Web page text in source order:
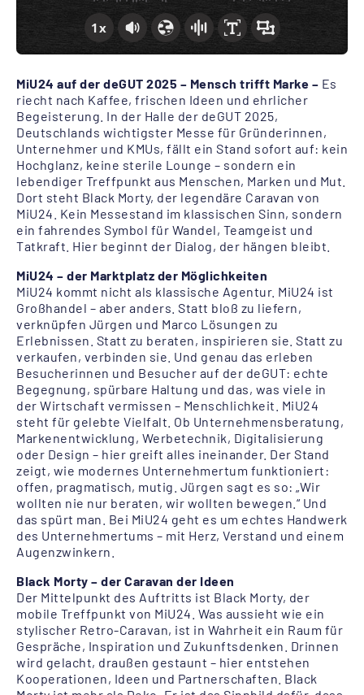
1x
MiU24 auf der deGUT 2025 – Mensch trifft Marke – Es
riecht nach Kaffee, frischen Ideen und ehrlicher
Begeisterung. In der Halle der deGUT 2025,
Deutschlands wichtigster Messe für Gründerinnen,
Unternehmer und KMUs, fällt ein Stand sofort auf: kein
Hochglanz, keine sterile Lounge – sondern ein
lebendiger Treffpunkt aus Menschen, Marken und Mut.
Dort steht Black Morty, der legendäre Caravan von
MiU24. Kein Messestand im klassischen Sinn, sondern
ein fahrendes Symbol für Wandel, Teamgeist und
Tatkraft. Hier beginnt der Dialog, der hängen bleibt.
MiU24 – der Marktplatz der Möglichkeiten
MiU24 kommt nicht als klassische Agentur. MiU24 ist
Großhandel – aber anders. Statt bloß zu liefern,
verknüpfen Jürgen und Marco Lösungen zu
Erlebnissen. Statt zu beraten, inspirieren sie. Statt zu
verkaufen, verbinden sie. Und genau das erleben
Besucherinnen und Besucher auf der deGUT: echte
Begegnung, spürbare Haltung und das, was viele in
der Wirtschaft vermissen – Menschlichkeit. MiU24
steht für gelebte Vielfalt. Ob Unternehmensberatung,
Markenentwicklung, Werbetechnik, Digitalisierung
oder Design – hier greift alles ineinander. Der Stand
zeigt, wie modernes Unternehmertum funktioniert:
offen, pragmatisch, mutig. Jürgen sagt es so: „Wir
wollten nie nur beraten, wir wollten bewegen.“ Und
das spürt man. Bei MiU24 geht es um echtes Handwerk
des Unternehmertums – mit Herz, Verstand und einem
Augenzwinkern.
Black Morty – der Caravan der Ideen
Der Mittelpunkt des Auftritts ist Black Morty, der
mobile Treffpunkt von MiU24. Was aussieht wie ein
stylischer Retro-Caravan, ist in Wahrheit ein Raum für
Gespräche, Inspiration und Zukunftsdenken. Drinnen
wird gelacht, draußen gestaunt – hier entstehen
Kooperationen, Ideen und Partnerschaften. Black